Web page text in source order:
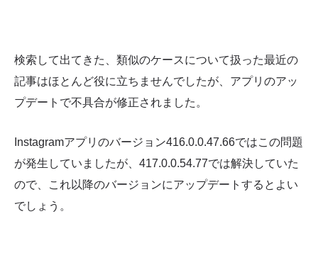
検索して出てきた、類似のケースについて扱った最近の
記事はほとんど役に立ちませんでしたが、アプリのアッ
プデートで不具合が修正されました。
Instagramアプリのバージョン416.0.0.47.66ではこの問題
が発生していましたが、417.0.0.54.77では解決していた
ので、これ以降のバージョンにアップデートするとよい
でしょう。